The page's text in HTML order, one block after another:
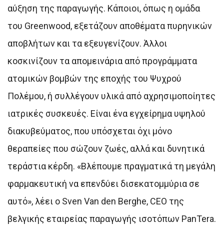
αύξηση της παραγωγής. Κάποιοι, όπως η ομάδα
του Greenwood, εξετάζουν αποθέματα πυρηνικών
αποβλήτων και τα εξευγενίζουν. Άλλοι
κοσκινίζουν τα απομεινάρια από προγράμματα
ατομικών βομβών της εποχής του Ψυχρού
Πολέμου, ή συλλέγουν υλικά από αχρησιμοποίητες
ιατρικές συσκευές. Είναι ένα εγχείρημα υψηλού
διακυβεύματος, που υπόσχεται όχι μόνο
θεραπείες που σώζουν ζωές, αλλά και δυνητικά
τεράστια κέρδη. «Βλέπουμε πραγματικά τη μεγάλη
φαρμακευτική να επενδύει δισεκατομμύρια σε
αυτό», λέει ο Sven Van den Berghe, CEO της
βελγικής εταιρείας παραγωγής ισοτόπων PanTera.